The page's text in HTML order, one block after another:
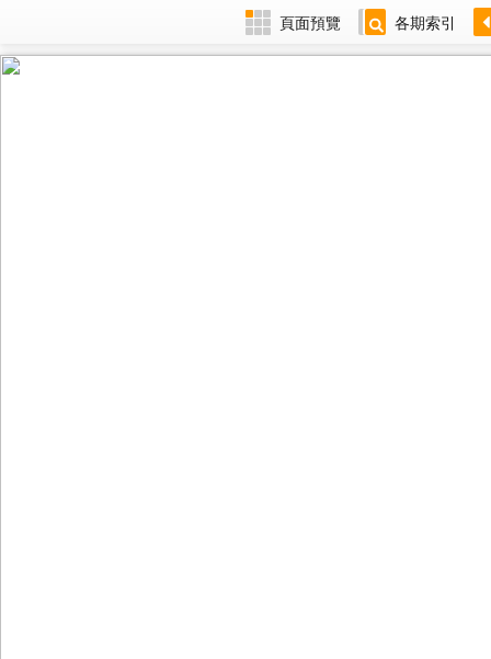
頁面預覽 各期索引